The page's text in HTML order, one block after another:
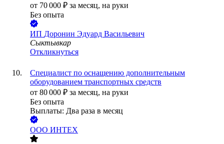
от 70 000 ₽ за месяц, на руки
Без опыта
ИП Доронин Эдуард Васильевич
Сыктывкар
Откликнуться
Специалист по оснащению дополнительным
оборудованием транспортных средств
от 80 000 ₽ за месяц, на руки
Без опыта
Выплаты: Два раза в месяц
ООО ИНТЕХ